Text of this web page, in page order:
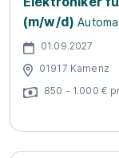
(m/w/d)
01.09.2027
01917 Kamenz
850 - 1.000 €